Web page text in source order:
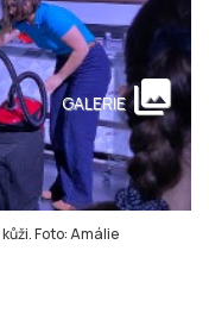
Foto: Amálie
GALERIE collections